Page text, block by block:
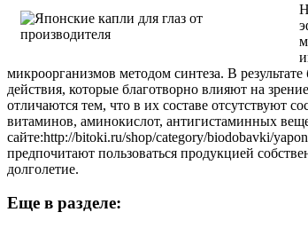
микроорганизмов методом синтеза. В
действия, которые благотворно влияют на
отличаются тем, что в их составе отсутствуют
витаминов, аминокислот, антигистаминных
сайте:http://bitoki.ru/shop/category/biodobavki/
предпочитают пользоваться продукцией
долголетие.
Еще в разделе: